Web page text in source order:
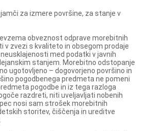
za izmere površine, za stanje v
obveznost odprave morebitnih
v zvezi s kvaliteto in obsegom prodaje
med podatki v javnih
stanjem. Morebitno odstopanje
ugotovljeno – dogovorjeno površino in
pogodbenega predmeta ne pomeni
pogodbe in iz tega razloga
razdreti, niti uveljavljati nobenih
nosi sam strošek morebitnih
storitev, čiščenja in ureditve